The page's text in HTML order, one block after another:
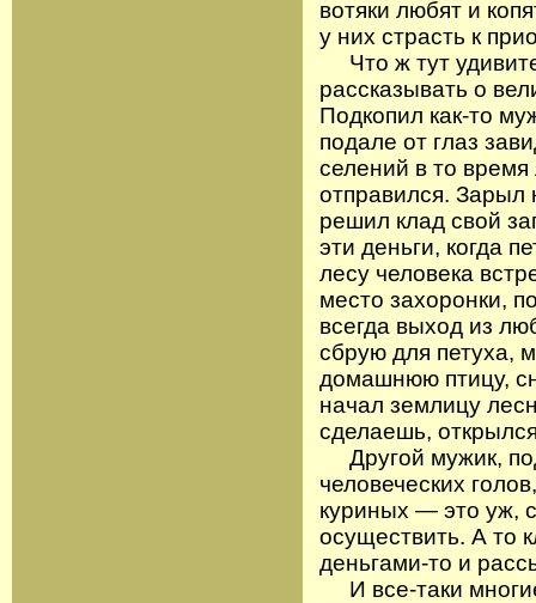
вотяки любят и
у них страсть к
Что ж тут
рассказывать о
Подкопил как-то
подале от глаз
селений в то
отправился. Зарыл
решил клад свой
эти деньги, когда
лесу человека
место захоронки,
всегда выход из
сбрую для петуха,
домашнюю птицу,
начал землицу
сделаешь,
Другой мужик,
человеческих
куриных — это уж,
осуществить. А то
деньгами-то и
И все-таки